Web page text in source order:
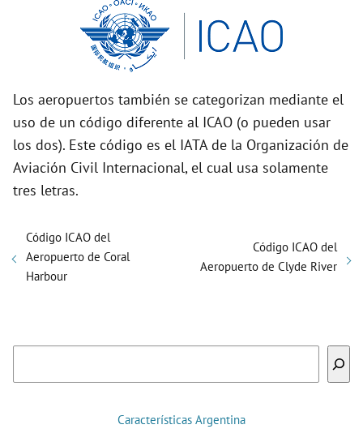
o
Los aeropuertos también se categorizan mediante el
uso de un código diferente al ICAO (o pueden usar
los dos). Este código es el IATA de la Organización de
Aviación Civil Internacional, el cual usa solamente
tres letras.
Código ICAO del
Aeropuerto de Coral
Harbour
Código ICAO del
Aeropuerto de Clyde River
Características Argentina